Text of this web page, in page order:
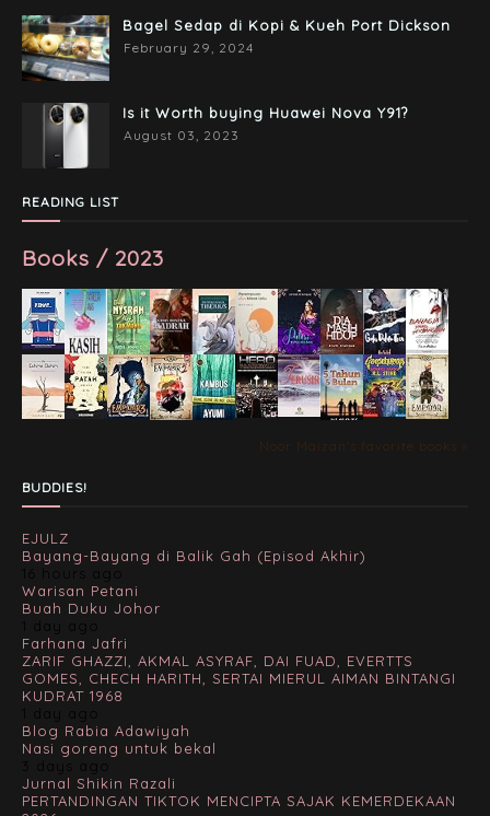
Bagel Sedap di Kopi & Kueh Port Dickson
February 29, 2024
Is it Worth buying Huawei Nova Y91?
August 03, 2023
READING LIST
Books / 2023
Noor Maizan's favorite books »
BUDDIES!
EJULZ
Bayang-Bayang di Balik Gah (Episod Akhir)
Warisan Petani
Buah Duku Johor
Farhana Jafri
ZARIF GHAZZI, AKMAL ASYRAF, DAI FUAD, EVERTTS
GOMES, CHECH HARITH, SERTAI MIERUL AIMAN BINTANGI
KUDRAT 1968
Blog Rabia Adawiyah
Nasi goreng untuk bekal
Jurnal Shikin Razali
PERTANDINGAN TIKTOK MENCIPTA SAJAK KEMERDEKAAN